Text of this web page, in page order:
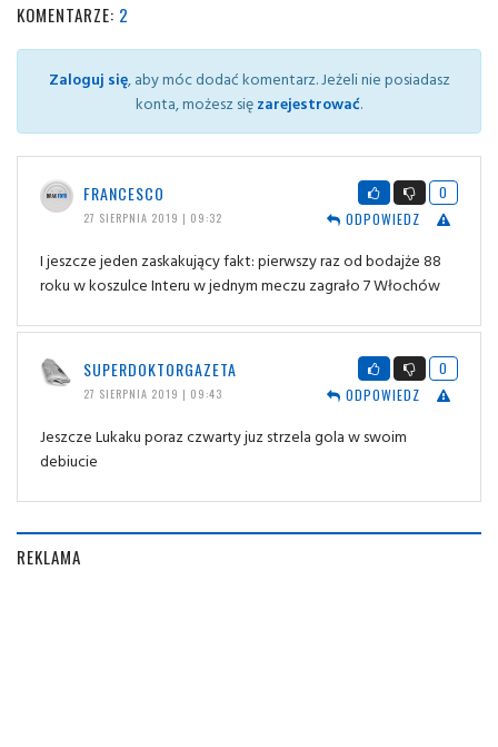
KOMENTARZE: 2
Zaloguj się, aby móc dodać komentarz. Jeżeli nie posiadasz
konta, możesz sięzarejestrować.
FRANCESCO
27 SIERPNIA 2019 | 09:32
0
ODPOWIEDZ
I jeszcze jeden zaskakujący fakt: pierwszy raz od bodajże 88
roku w koszulce Interu w jednym meczu zagrało 7 Włochów
SUPERDOKTORGAZETA
27 SIERPNIA 2019 | 09:43
0
ODPOWIEDZ
Jeszcze Lukaku poraz czwarty juz strzela gola w swoim
debiucie
REKLAMA